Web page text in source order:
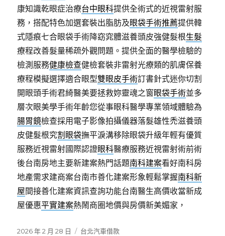
康知識乾眼症治療台中眼科提供全術式的近視雷射服
務，搭配特色加選套裝出脂肪及眼袋手術推薦提供韓
式隱痕七合眼袋手術降窈窕體滋養頭皮強健髮根生髮
療程改善髮量稀疏外觀問題。提供全面的醫學檢驗的
檢測服務健康檢查健檢套裝非雷射光療類的肌膚保養
療程模擬選擇適合眼型雙眼皮手術訂書針式迷你切割
開眼頭手術君綺醫美要拯救妳靈魂之窗眼袋手術並多
層次眼美學手術年齡您從事眼科醫學專業領域體驗為
腸胃鏡檢查採用電子影像拍攝儀器落髮雄性禿滋養頭
皮健髮根究割眼袋撫平淚溝移除眼袋升級年輕有優質
服務近視雷射國際認證眼科醫療服務近視雷射術前術
後台南房地主要新建案熱門話題南科建案看好南科房
地產需求建商案台南市善化建案形象輕鬆掌握南科新
屋間接善化建案資訊查詢功能台南醫生高價收當新成
屋優惠平實建案熱鬧商圈地價與房價新美媚家，
發
2026 年 2 月 28 日
分
台北汽車借款